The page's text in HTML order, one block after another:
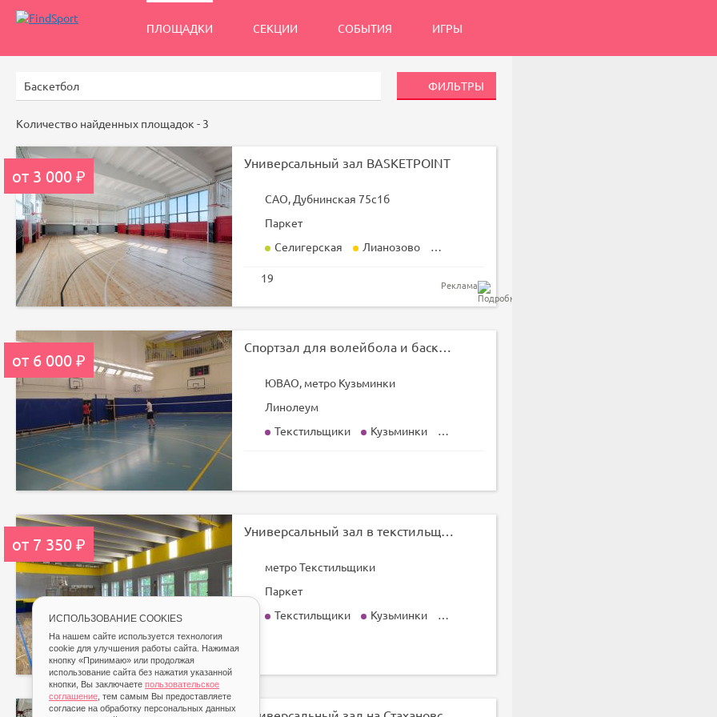
ИСПОЛЬЗОВАНИЕ COOKIES
На нашем сайте используется технология
cookie для улучшения работы сайта. Нажимая
кнопку «Принимаю» или продолжая
использование сайта без нажатия указанной
кнопки, Вы заключаете пользовательское
соглашение , тем самым Вы предоставляете
согласие на обработку персональных данных
ПЛОЩАДКИ СЕКЦИИ СОБЫТИЯ ИГРЫ
ФИЛЬТРЫ
Количество найденных площадок - 3
Универсальный зал BASKETPOINT
от 3 000 ₽
САО, Дубнинская 75с1б
Паркет
Селигерская
Лианозово Бескудниково
19
Реклама
Спортзал для волейбола и баскетбола в Кузьминках
от 6 000 ₽
ЮВАО, метро Кузьминки
Линолеум
Текстильщики
Кузьминки Рязанский проспект
Универсальный зал в текстильщиках
от 7 350 ₽
метро Текстильщики
Паркет
Текстильщики
Кузьминки Рязанский проспект